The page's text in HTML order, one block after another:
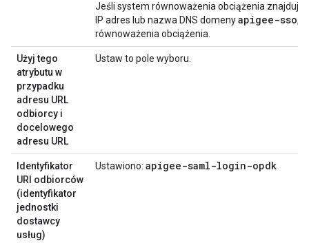
Jeśli system równoważenia obciążenia znajduje
IP adres lub nazwa DNS domenyapigee-sso,
równoważenia obciążenia.
Użyj tego
atrybutu w
przypadku
adresu URL
odbiorcy i
docelowego
adresu URL
Ustaw to pole wyboru.
Identyfikator
URI odbiorców
(identyfikator
jednostki
dostawcy
usług)
Ustawiono: apigee-saml-login-opdk